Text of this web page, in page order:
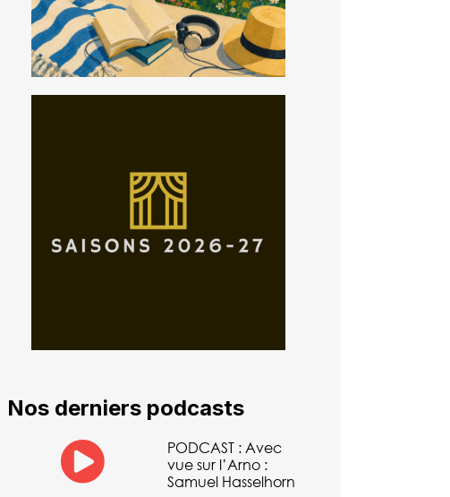
Nos derniers podcasts
PODCAST : Avec
vue sur l’Arno :
Samuel Hasselhorn